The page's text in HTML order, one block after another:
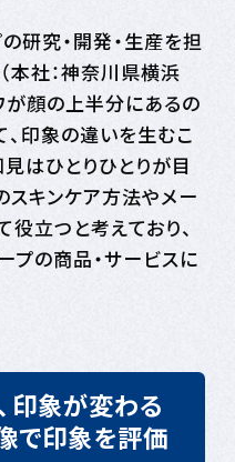
研究・開発・生産を担
本社：神奈川県横浜
が顔の上半分にあるの
印象の違いを生むこ
はひとりひとりが目
スキンケア方法やメー
立つと考えており、
プの商品・サービスに
印象が変わる
で印象を評価